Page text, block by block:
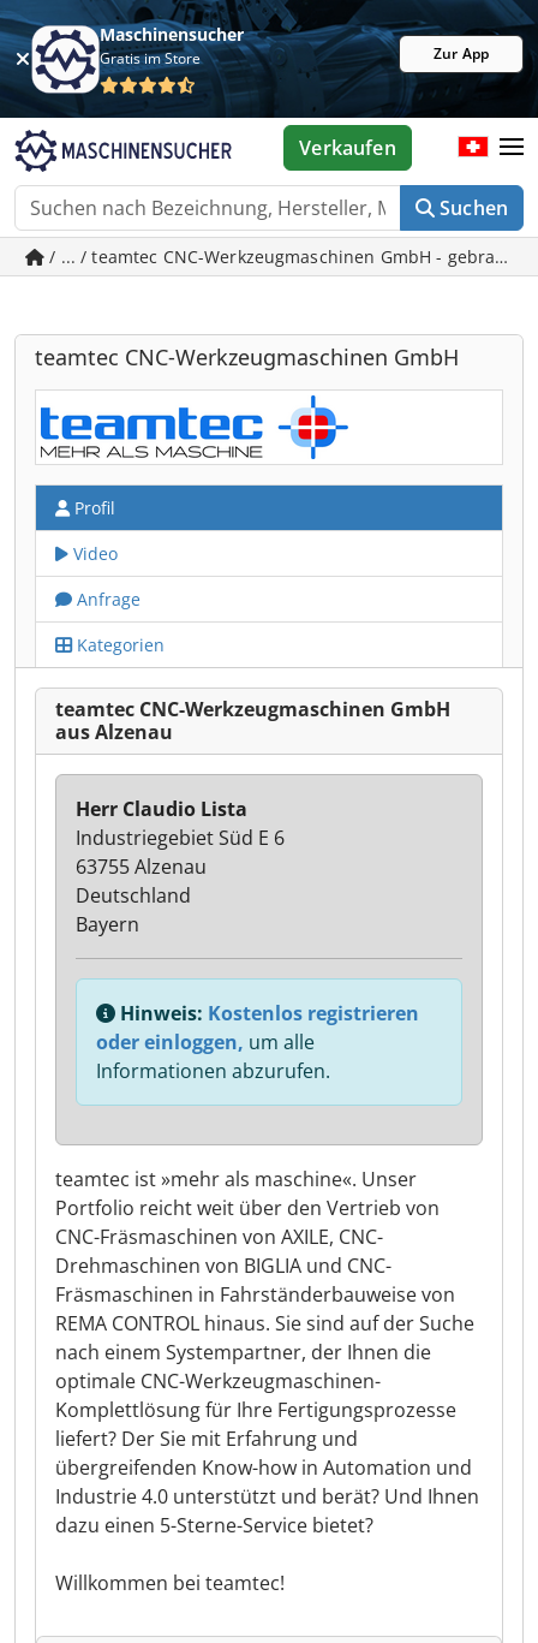
Maschinensucher
Gratis im Store Zur App
Suchen
Verkaufen
/ ... / teamtec CNC-Werkzeugmaschinen GmbH -
teamtec CNC-Werkzeugmaschinen GmbH
Profil
Video
Anfrage
Kategorien
teamtec CNC-Werkzeugmaschinen GmbH
aus Alzenau
teamtec ist »mehr als maschine«. Unser
Portfolio reicht weit über den Vertrieb von
CNC-Fräsmaschinen von AXILE, CNC-
Drehmaschinen von BIGLIA und CNC-
Fräsmaschinen in Fahrständerbauweise von
REMA CONTROL hinaus. Sie sind auf der Suche
nach einem Systempartner, der Ihnen die
optimale CNC-Werkzeugmaschinen-
Komplettlösung für Ihre Fertigungsprozesse
liefert? Der Sie mit Erfahrung und
übergreifenden Know-how in Automation und
Industrie 4.0 unterstützt und berät? Und Ihnen
dazu einen 5-Sterne-Service bietet?
Willkommen bei teamtec!
Herr Claudio Lista
Industriegebiet Süd E 6
63755 Alzenau
Deutschland
Bayern
Hinweis: Kostenlos registrieren
oder einloggen, um alle
Informationen abzurufen.